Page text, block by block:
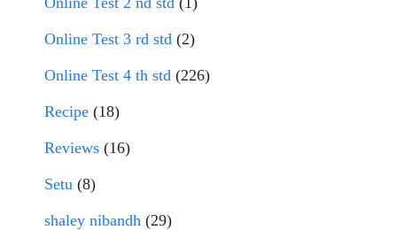
Online Test 3 rd std (2)
Online Test 4 th std (226)
Recipe (18)
Reviews (16)
Setu (8)
shaley nibandh (29)